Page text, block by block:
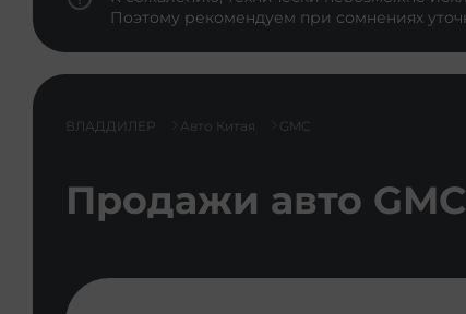
Поэтому рекомендуем при сомнениях
ВЛАДДИЛЕР Авто Китая GMC
Продажи авто